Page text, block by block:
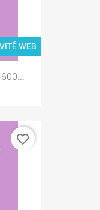
WEB
favorite_border